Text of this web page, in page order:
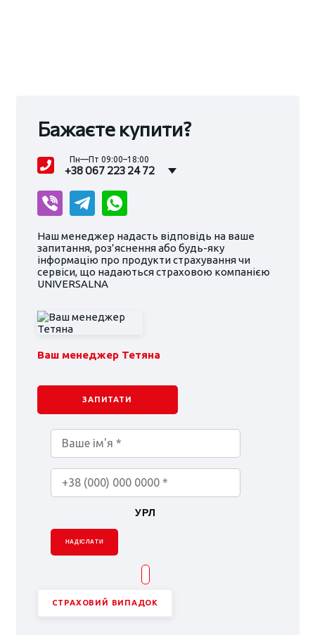
Бажаєте купити?
Пн—Пт 09:00–18:00
+38 067 223 24 72
Наш менеджер надасть відповідь на ваше
запитання, роз’яснення або будь-яку
інформацію про продукти страхування чи
сервіси, що надаються страховою компанією
UNIVERSALNA
Ваш менеджер Тетяна
ЗАПИТАТИ
УРЛ
НАДІСЛАТИ
СТРАХОВИЙ ВИПАДОК